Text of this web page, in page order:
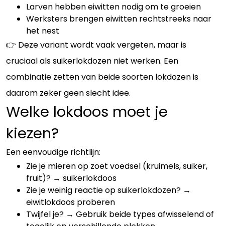
Larven hebben eiwitten nodig om te groeien
Werksters brengen eiwitten rechtstreeks naar
het nest
👉 Deze variant wordt vaak vergeten, maar is
cruciaal als suikerlokdozen niet werken. Een
combinatie zetten van beide soorten lokdozen is
daarom zeker geen slecht idee.
Welke lokdoos moet je
kiezen?
Een eenvoudige richtlijn:
Zie je mieren op zoet voedsel (kruimels, suiker,
fruit)? → suikerlokdoos
Zie je weinig reactie op suikerlokdozen? →
eiwitlokdoos proberen
Twijfel je? → Gebruik beide types afwisselend of